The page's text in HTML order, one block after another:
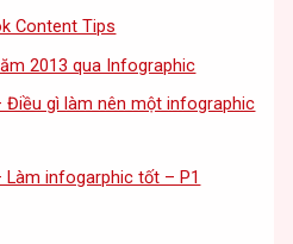
Content Tips
2013 qua Infographic
Điều gì làm nên một infographic
infogarphic tốt – P1